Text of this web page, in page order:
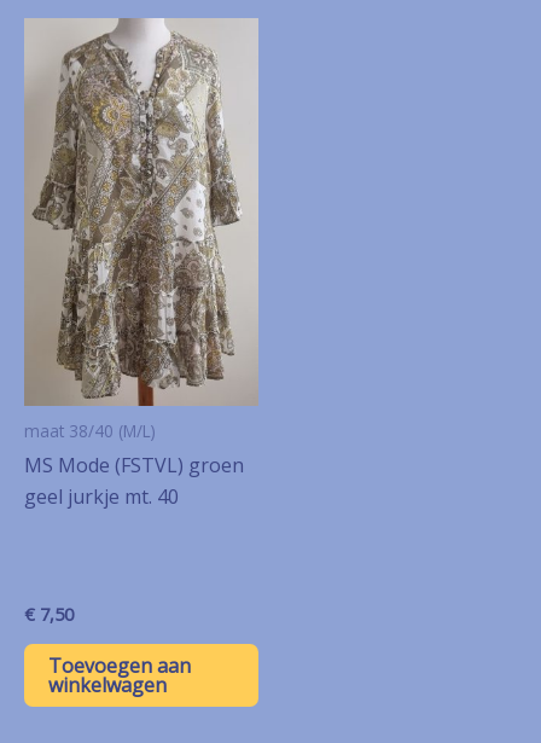
maat 38/40 (M/L)
MS Mode (FSTVL) groen
geel jurkje mt. 40
€ 7,50
Toevoegen aan
winkelwagen